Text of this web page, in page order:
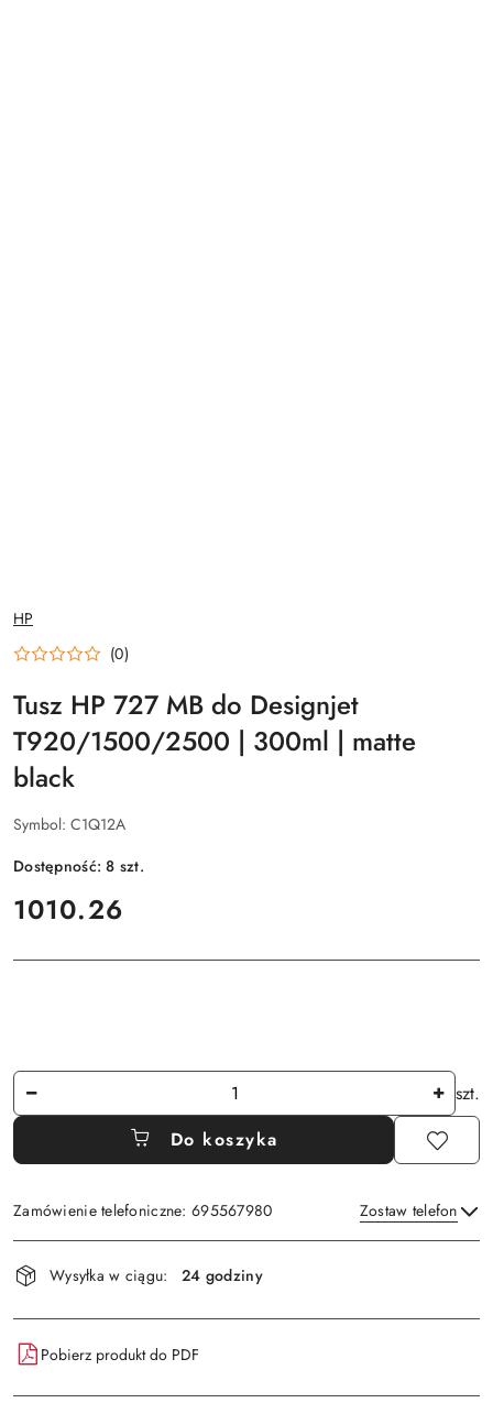
NAZWA
PRODUCENTA:
HP
(0)
Tusz HP 727 MB do Designjet
T920/1500/2500 | 300ml | matte
black
Symbol: C1Q12A
Dostępność:8 szt.
cena:
1010.26
Ilość
szt.
Do koszyka
Zamówienie telefoniczne: 695567980 Zostaw telefon
Dostępność
i
dostawa
Wysyłka w ciągu: 24 godziny
Pobierz produkt do PDF